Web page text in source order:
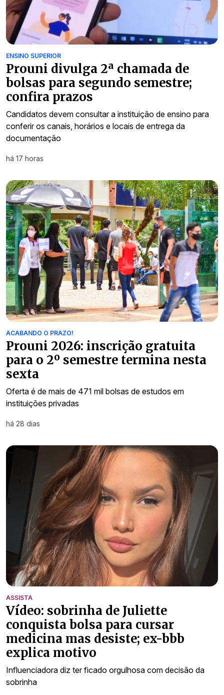
ENSINO SUPERIOR
Prouni divulga 2ª chamada de
bolsas para segundo semestre;
confira prazos
Candidatos devem consultar a instituição de ensino para
conferir os canais, horários e locais de entrega da
documentação
há 17 horas
ACABANDO O PRAZO!
Prouni 2026: inscrição gratuita
para o 2º semestre termina nesta
sexta
Oferta é de mais de 471 mil bolsas de estudos em
instituições privadas
há 28 dias
ASSISTA
Vídeo: sobrinha de Juliette
conquista bolsa para cursar
medicina mas desiste; ex-bbb
explica motivo
Influenciadora diz ter ficado orgulhosa com decisão da
sobrinha